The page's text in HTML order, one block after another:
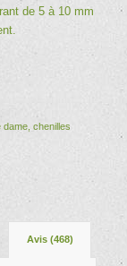
de 5 à 10 mm
dame, chenilles
Avis (468)